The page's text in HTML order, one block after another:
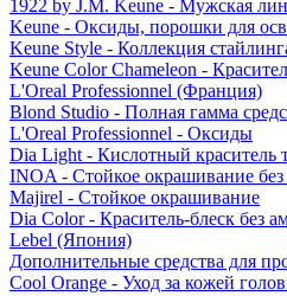
1922 by J.M. Keune - Мужская
Keune - Оксиды, порошки для
Keune Style - Коллекция
Keune Color Chameleon -
L'Oreal Professionnel (Франция)
Blond Studio - Полная гамма
L'Oreal Professionnel - Оксиды
Dia Light - Кислотный краситель
INOA - Стойкое окрашивание
Majirel - Стойкое окрашивание
Dia Color - Краситель-блеск без
Lebel (Япония)
Дополнительные средства для
Cool Orange - Уход за кожей